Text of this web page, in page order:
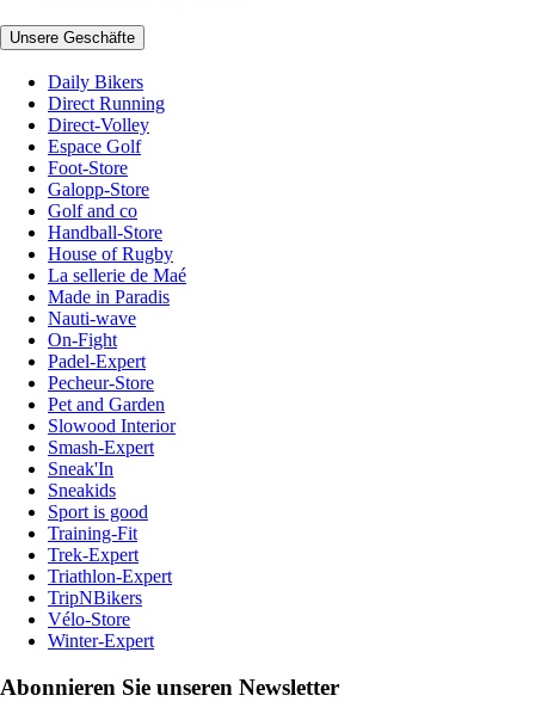
Unsere Geschäfte
Daily Bikers
Direct Running
Direct-Volley
Espace Golf
Foot-Store
Galopp-Store
Golf and co
Handball-Store
House of Rugby
La sellerie de Maé
Made in Paradis
Nauti-wave
On-Fight
Padel-Expert
Pecheur-Store
Pet and Garden
Slowood Interior
Smash-Expert
Sneak'In
Sneakids
Sport is good
Training-Fit
Trek-Expert
Triathlon-Expert
TripNBikers
Vélo-Store
Winter-Expert
Abonnieren Sie unseren Newsletter